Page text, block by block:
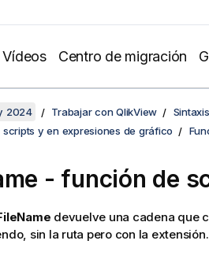
Vídeos Centro de migración
2024 Trabajar con QlikView
scripts y en expresiones de gráfico
- función de
devuelve una cadena que
sin la ruta pero con la extensión.